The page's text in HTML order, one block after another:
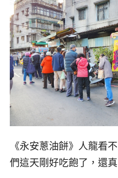
《永安蔥油餅》人龍看
們這天剛好吃飽了， 還